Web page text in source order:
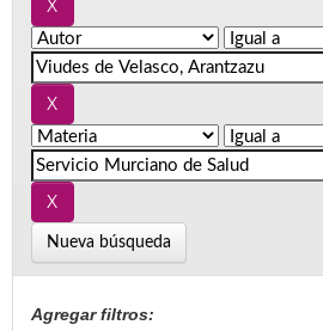
Nueva búsqueda
Agregar filtros: